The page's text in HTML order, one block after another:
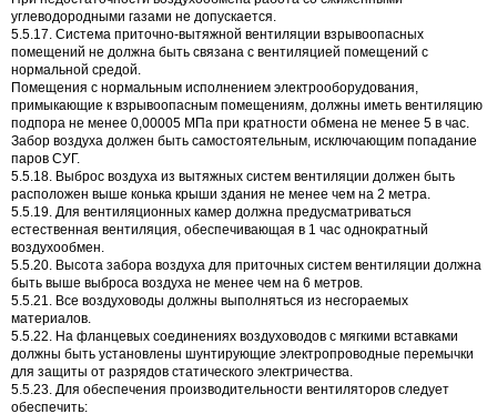
углеводородными газами не допускается.
5.5.17. Система приточно-вытяжной вентиляции взрывоопасных
помещений не должна быть связана с вентиляцией помещений с
нормальной средой.
Помещения с нормальным исполнением электрооборудования,
примыкающие к взрывоопасным помещениям, должны иметь вентиляцию
подпора не менее 0,00005 МПа при кратности обмена не менее 5 в час.
Забор воздуха должен быть самостоятельным, исключающим попадание
паров СУГ.
5.5.18. Выброс воздуха из вытяжных систем вентиляции должен быть
расположен выше конька крыши здания не менее чем на 2 метра.
5.5.19. Для вентиляционных камер должна предусматриваться
естественная вентиляция, обеспечивающая в 1 час однократный
воздухообмен.
5.5.20. Высота забора воздуха для приточных систем вентиляции должна
быть выше выброса воздуха не менее чем на 6 метров.
5.5.21. Все воздуховоды должны выполняться из несгораемых
материалов.
5.5.22. На фланцевых соединениях воздуховодов с мягкими вставками
должны быть установлены шунтирующие электропроводные перемычки
для защиты от разрядов статического электричества.
5.5.23. Для обеспечения производительности вентиляторов следует
обеспечить: